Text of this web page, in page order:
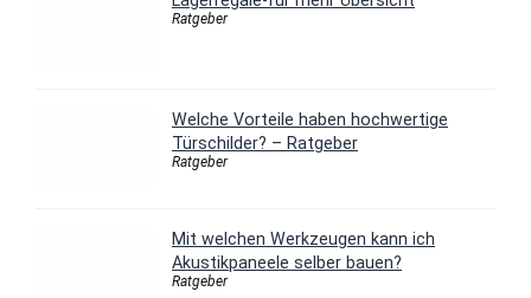
Ratgeber
Welche Vorteile haben hochwertige
Türschilder? – Ratgeber
Ratgeber
Mit welchen Werkzeugen kann ich
Akustikpaneele selber bauen?
Ratgeber